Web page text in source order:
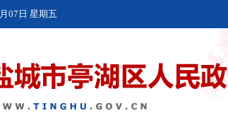
07日 星期五